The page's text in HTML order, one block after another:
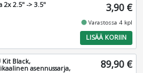
2x 2.5" -> 3.5"
3,90 €
fiber_manual_recordVarastossa 4 kpl
LISÄÄ KORIIN
Kit Black,
asennussarja,
89,90 €